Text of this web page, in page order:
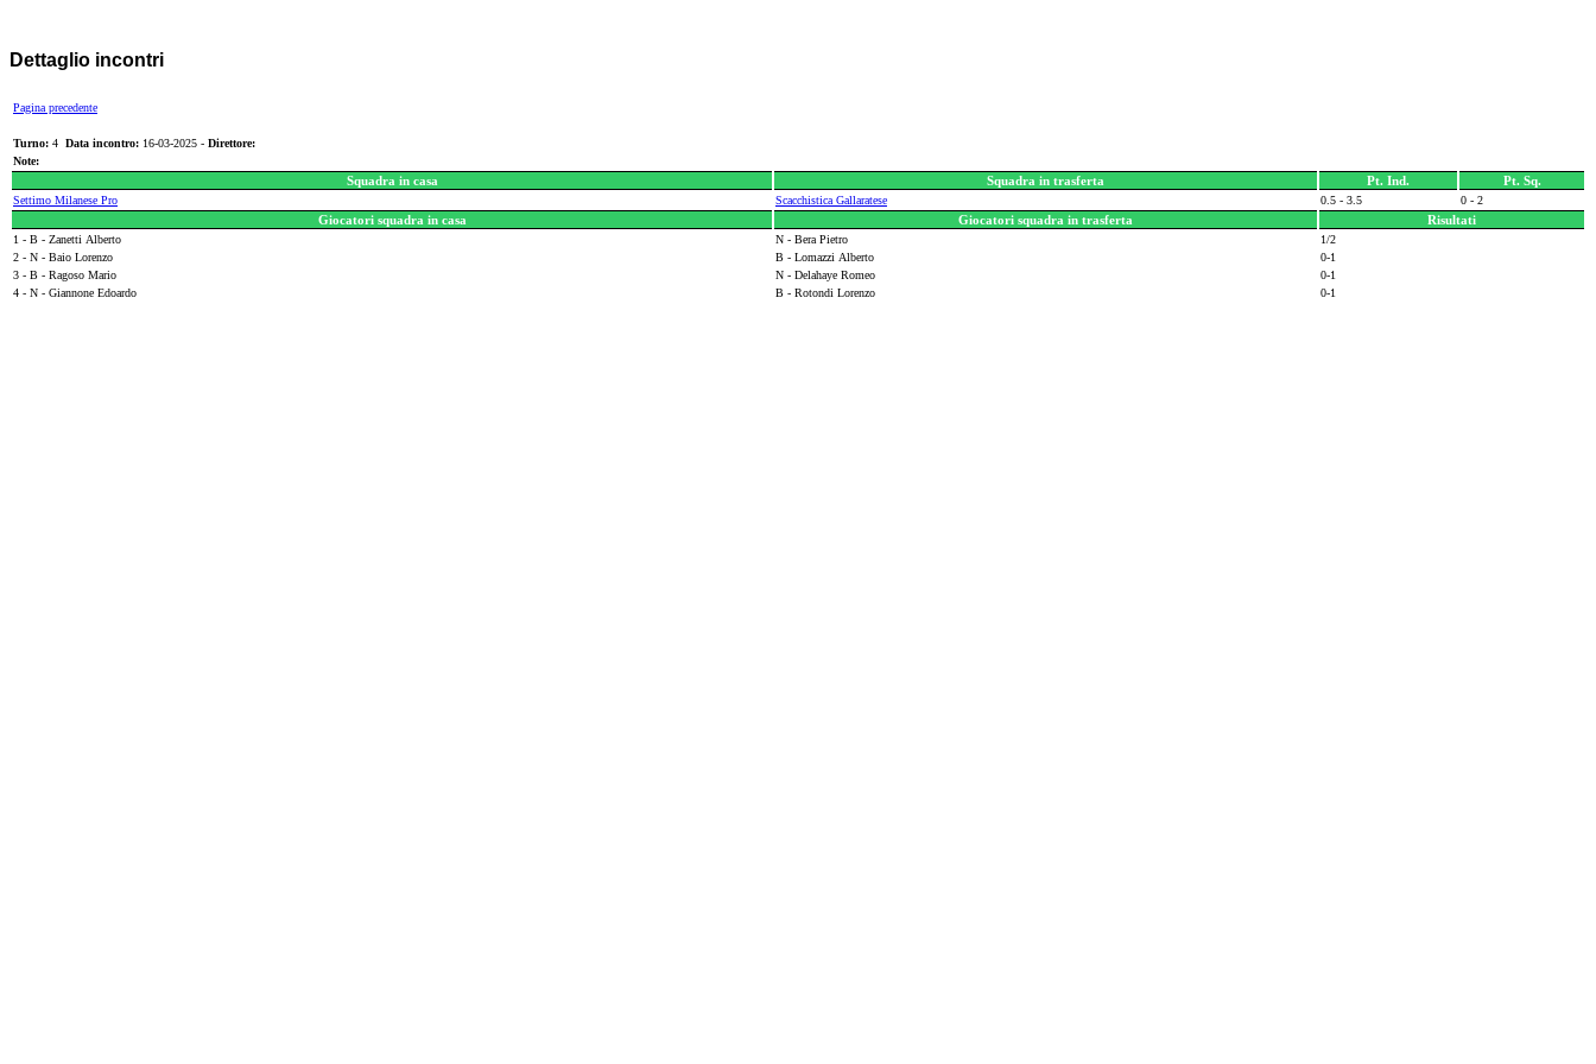
Dettaglio incontri
Pagina precedente
Turno: 4 Data incontro: 16-03-2025 - Direttore:
Note:
Squadra in casa Squadra in trasferta Pt. Ind. Pt. Sq.
Settimo Milanese Pro Scacchistica Gallaratese 0.5 - 3.5 0 - 2
Giocatori squadra in casa Giocatori squadra in trasferta Risultati
1 - B - Zanetti Alberto N - Bera Pietro
1/2
2 - N - Baio Lorenzo
B - Lomazzi Alberto
0-1
3 - B - Ragoso Mario
N - Delahaye Romeo
0-1
4 - N - Giannone Edoardo
B - Rotondi Lorenzo 0-1